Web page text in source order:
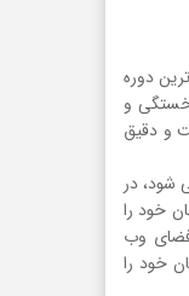
دوره
خستگی و
و دقیق
شود، در
خود را
فضای وب
خود را